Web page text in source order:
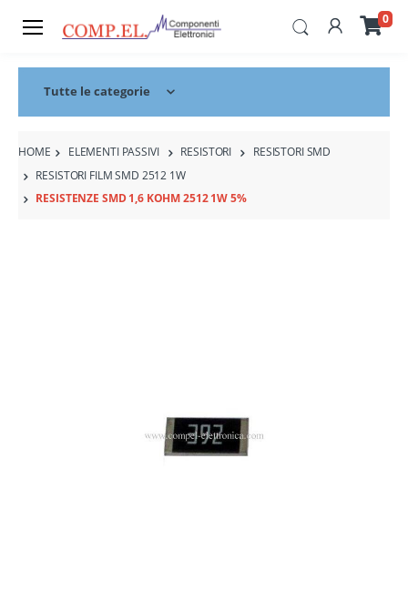
0
Tutte le categorie
HOME ELEMENTI PASSIVI RESISTORI
RESISTORI SMD
RESISTORI FILM SMD 2512 1W
RESISTENZE SMD 1,6 KOHM 2512 1W 5%